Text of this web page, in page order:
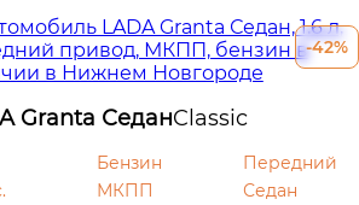
-42%
Granta СеданClassic
Бензин
Передний
МКПП Седан